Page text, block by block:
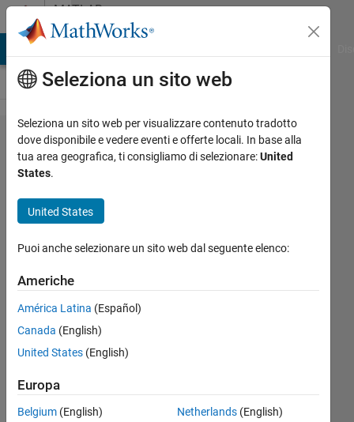
Vai al contenutoMATLAB
Answers
How to
present
order?
M
3 Apr
2017
Risposta
Seleziona un sito web
Seleziona un sito web per visualizzare contenuto tradotto
dove disponibile e vedere eventi e offerte locali. In base alla
tua area geografica, ti consigliamo di selezionare:United
States.
United States
Puoi anche selezionare un sito web dal seguente elenco:
Americhe
América Latina (Español)
Canada (English)
United States (English)
Europa
Belgium (English)
Netherlands(English)